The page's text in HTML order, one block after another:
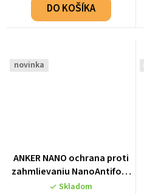
DO KOŠÍKA
novinka
ANKER NANO ochrana proti
zahmlievaniu NanoAntifog,
500 ml
Skladom